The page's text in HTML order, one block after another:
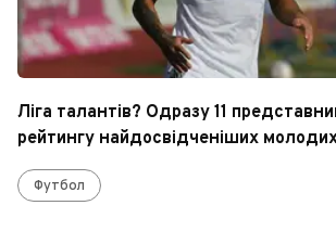
Ліга талантів? Одразу 11
рейтингу найдосвідченіших
Футбол